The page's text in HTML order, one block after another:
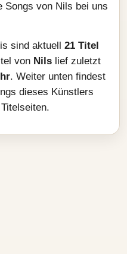
Songs von Nils bei uns
sind aktuell 21 Titel
von Nils lief zuletzt
. Weiter unten findest
dieses Künstlers